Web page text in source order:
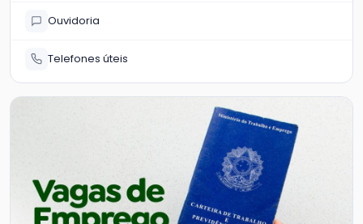
Ouvidoria
Telefones úteis